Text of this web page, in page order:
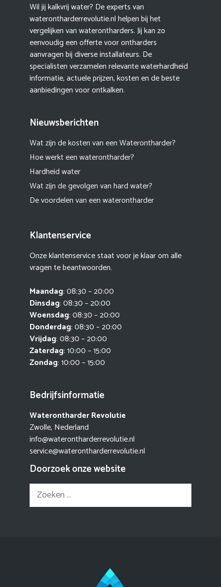
Wil jij kalkvrij water? De experts van
waterontharderrevolutie.nl helpen bij het
vergelijken van waterontharders. Jij kan zo
eenvoudig een offerte voor ontharders
aanvragen bij diverse installateurs. De
specialisten verzamelen relevante waterhardheid
informatie, actuele prijzen, kosten en de beste
aanbiedingen voor ontkalken.
Nieuwsberichten
Wat zijn de kosten van een Waterontharder?
Hoe werkt een waterontharder?
Hardheid water
Wat zijn de gevolgen van hard water?
De voordelen van een waterontharder
Klantenservice
Onze klantenservice staat voor je klaar om alle
vragen te beantwoorden.
Maandag: 08:30 – 20:00
Dinsdag: 08:30 – 20:00
Woensdag: 08:30 – 20:00
Donderdag: 08:30 – 20:00
Vrijdag: 08:30 – 20:00
Zaterdag: 10:00 – 15:00
Zondag: 10:00 – 15:00
Bedrijfsinformatie
Waterontharder Revolutie
Zwolle, Nederland
info@waterontharderrevolutie.nl
service@waterontharderrevolutie.nl
Doorzoek onze website
Zoek
naar: